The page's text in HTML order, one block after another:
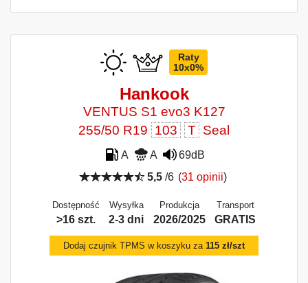
Raty
10x0%
Hankook
VENTUS S1 evo3 K127
255/50 R19 103 T Seal
A A
69dB
5,5/6 (31 opinii)
Dostępność
>16 szt.
Wysyłka
2-3 dni
Produkcja
2026/2025
Transport
GRATIS
Dodaj czujnik TPMS w koszyku za 115 zł/szt